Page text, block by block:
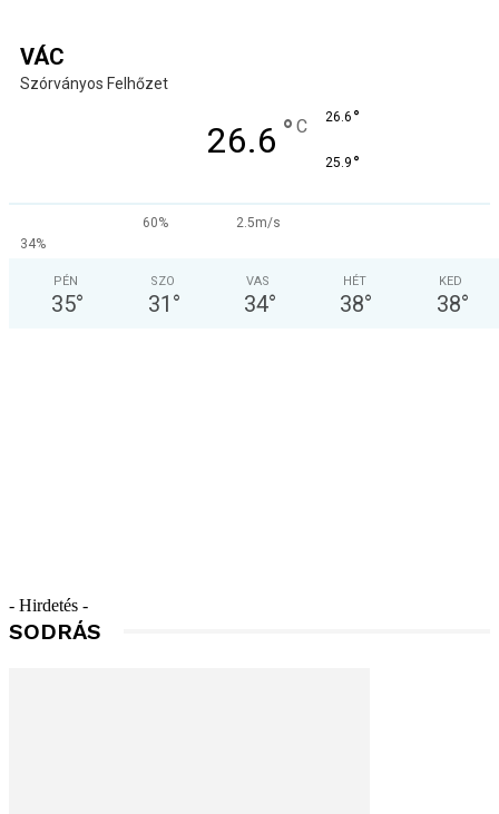
VÁC
Szórványos Felhőzet
26.6 ° C 26.6 °
25.9 °
60%
2.5m/s
34%
PÉN
35°
SZO
31 °
VAS
34°
HÉT
38°
KED
38°
- Hirdetés -
SODRÁS